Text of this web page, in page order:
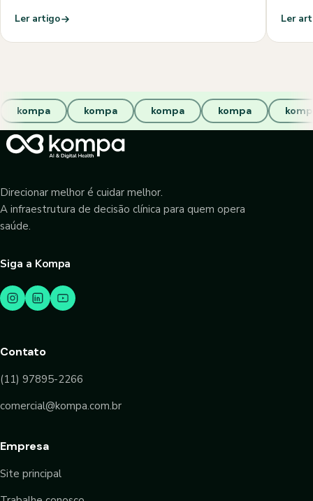
Ler artigo
Ler
kompa kompa kompa kompa
Direcionar melhor é cuidar melhor.
A infraestrutura de decisão clínica para quem opera
saúde.
Siga a Kompa
Contato
(11) 97895-2266
comercial@kompa.com.br
Empresa
Site principal